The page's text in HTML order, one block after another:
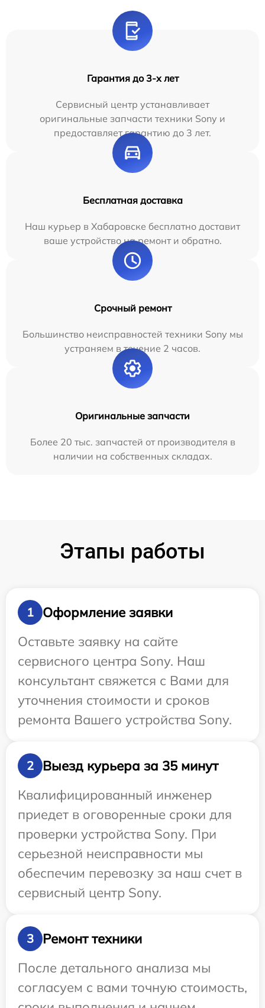
Гарантия до 3-х лет
Сервисный центр устанавливает
оригинальные запчасти техники Sony и
предоставляет гарантию до 3 лет.
Бесплатная доставка
Наш курьер в Хабаровске бесплатно доставит
ваше устройство на ремонт и обратно.
Срочный ремонт
Большинство неисправностей техники Sony мы
устраняем в течение 2 часов.
Оригинальные запчасти
Более 20 тыс. запчастей от производителя в
наличии на собственных складах.
Этапы работы
1
Оформление заявки
Оставьте заявку на сайте
сервисного центра Sony. Наш
консультант свяжется с Вами для
уточнения стоимости и сроков
ремонта Вашего устройства Sony.
2
Выезд курьера за 35 минут
Квалифицированный инженер
приедет в оговоренные сроки для
проверки устройства Sony. При
серьезной неисправности мы
обеспечим перевозку за наш счет в
сервисный центр Sony.
3
Ремонт техники
После детального анализа мы
согласуем с вами точную стоимость,